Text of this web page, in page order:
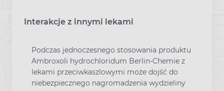
Interakcje z innymi lekami
Podczas jednoczesnego stosowania produktu
Ambroxoli hydrochloridum Berlin-Chemie z
lekami przeciwkaszlowymi może dojść do
niebezpiecznego nagromadzenia wydzieliny